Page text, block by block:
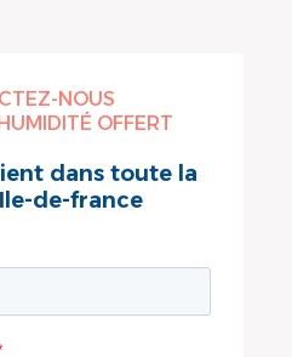
NOUS
OFFERT
dans toute la
de-france